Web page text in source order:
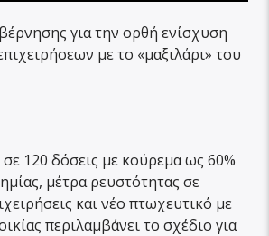
για την ορθή ενίσχυση
με το «μαξιλάρι» του
120 δόσεις με κούρεμα ως 60%
μέτρα ρευστότητας σε
και νέο πτωχευτικό με
περιλαμβάνει το σχέδιο για